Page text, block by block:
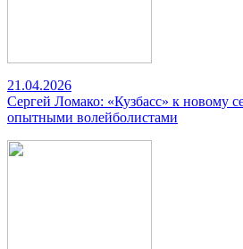
21.04.2026
Сергей Ломако: «Кузбасс» к новому
опытными волейболистами